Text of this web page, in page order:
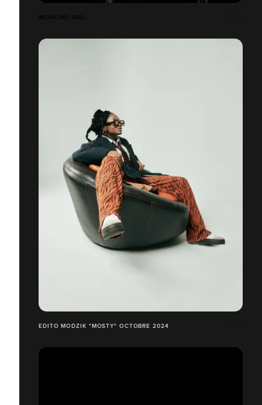
WORKING GIRL
EDITO MODZIK "MOSTY" OCTOBRE 2024